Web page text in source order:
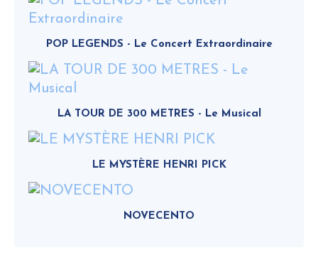
POP LEGENDS - Le Concert Extraordinaire
LA TOUR DE 300 METRES - Le Musical
LE MYSTÈRE HENRI PICK
NOVECENTO